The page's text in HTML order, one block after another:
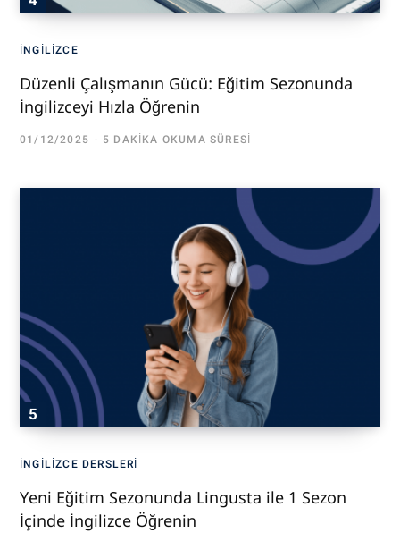
İNGILIZCE
Düzenli Çalışmanın Gücü: Eğitim Sezonunda
İngilizceyi Hızla Öğrenin
01/12/2025 5 DAKIKA OKUMA SÜRESI
İNGILIZCE DERSLERI
Yeni Eğitim Sezonunda Lingusta ile 1 Sezon
İçinde İngilizce Öğrenin